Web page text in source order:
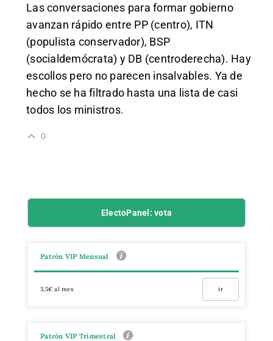
Las conversaciones para formar gobierno
avanzan rápido entre PP (centro), ITN
(populista conservador), BSP
(socialdemócrata) y DB (centroderecha). Hay
escollos pero no parecen insalvables. Ya de
hecho se ha filtrado hasta una lista de casi
todos los ministros.
0
ElectoPanel: vota
Patrón VIP Mensual
3,5€ al mes Ir
Patrón VIP Trimestral